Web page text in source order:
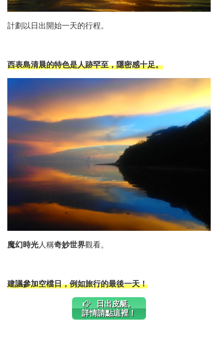
計劃以日出開始一天的行程。
西表島清晨的特色是人跡罕至，隱密感十足。
魔幻時光人稱奇妙世界觀看。
建議參加空檔日，例如旅行的最後一天！
日出皮艇。
詳情請點這裡！